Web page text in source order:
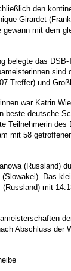
den
Girardet
mit dem
belegte das
sind
Treffer) und
war Katrin
beste deutsche
Teilnehmerin des
mit 58
(Russland)
Das
mit
Abschluss der